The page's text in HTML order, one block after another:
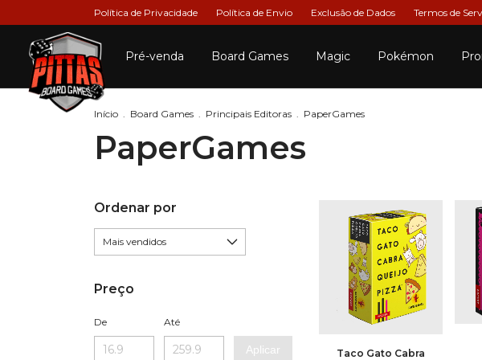
Política de Privacidade Política de Envio Exclusão de Dados Termos de
Pré-venda Board Games Magic Pokémon
Início . Board Games . Principais Editoras . PaperGames
PaperGames
Ordenar por
Preço
De Até
Aplicar
Taco Gato Cabra